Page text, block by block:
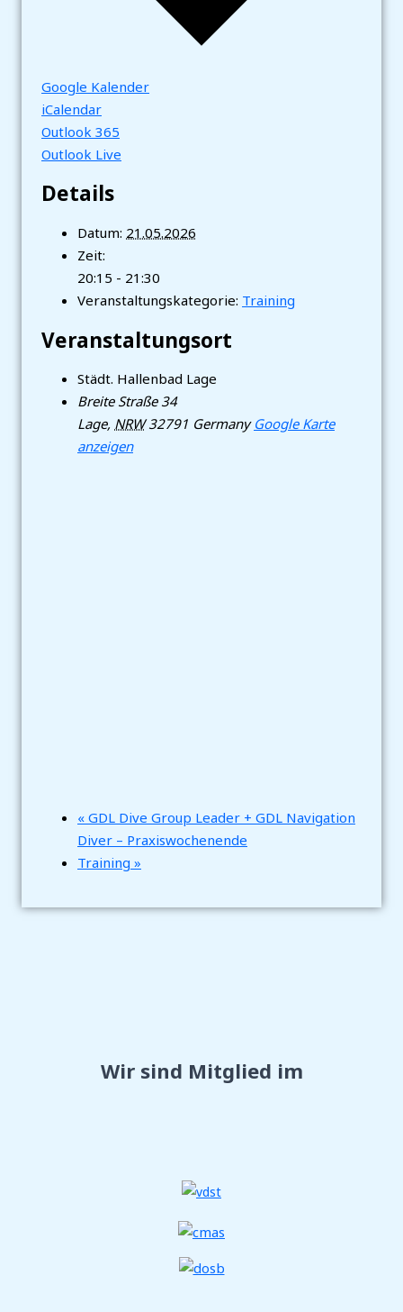
Google Kalender
iCalendar
Outlook 365
Outlook Live
Details
Datum: 21.05.2026
Zeit:
20:15 - 21:30
Veranstaltungskategorie: Training
Veranstaltungsort
Städt. Hallenbad Lage
Breite Straße 34
Lage, NRW 32791 Germany Google Karte
anzeigen
« GDL Dive Group Leader + GDL Navigation
Diver – Praxiswochenende
Training »
Wir sind Mitglied im